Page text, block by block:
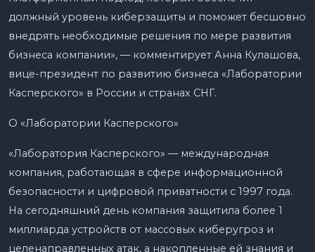
должный уровень киберзащиты и поможет бесшовно
внедрять необходимые решения по мере развития
бизнеса компании», — комментирует Анна Кулашова,
вице-президент по развитию бизнеса «Лаборатории
Касперского» в России и странах СНГ.
О «Лаборатории Касперского»
«Лаборатория Касперского» — международная
компания, работающая в сфере информационной
безопасности и цифровой приватности с 1997 года.
На сегодняшний день компания защитила более 1
миллиарда устройств от массовых киберугроз и
целенаправленных атак, а накопленные ей знания и